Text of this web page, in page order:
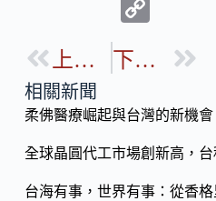
b
o
k
p
Li
n
k
上一篇 下一篇
相關新聞
柔佛醫療崛起與台灣的新機會
全球晶圓代工市場創新高，
台海有事，世界有事：從香